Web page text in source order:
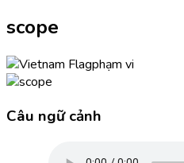
scope
phạm vi
Câu ngữ cảnh